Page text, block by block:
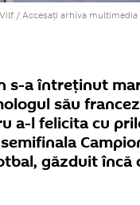
/ Accesați arhiva multimedia
s-a întreţinut
său
a-l felicita cu
găzduit încă